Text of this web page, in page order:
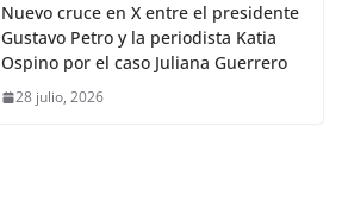
Nuevo cruce en X entre el presidente
Gustavo Petro y la periodista Katia
Ospino por el caso Juliana Guerrero
28 julio, 2026